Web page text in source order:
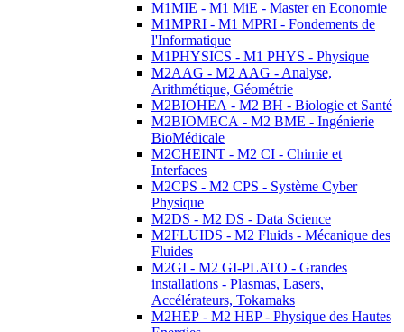
M1MIE - M1 MiE - Master en Economie
M1MPRI - M1 MPRI - Fondements de
l'Informatique
M1PHYSICS - M1 PHYS - Physique
M2AAG - M2 AAG - Analyse,
Arithmétique, Géométrie
M2BIOHEA - M2 BH - Biologie et Santé
M2BIOMECA - M2 BME - Ingénierie
BioMédicale
M2CHEINT - M2 CI - Chimie et
Interfaces
M2CPS - M2 CPS - Système Cyber
Physique
M2DS - M2 DS - Data Science
M2FLUIDS - M2 Fluids - Mécanique des
Fluides
M2GI - M2 GI-PLATO - Grandes
installations - Plasmas, Lasers,
Accélérateurs, Tokamaks
M2HEP - M2 HEP - Physique des Hautes